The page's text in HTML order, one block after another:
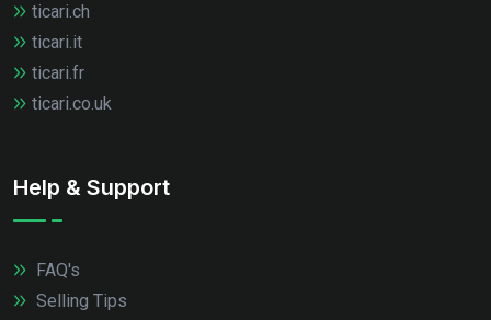
ticari.ch
ticari.it
ticari.fr
ticari.co.uk
Help & Support
FAQ's
Selling Tips